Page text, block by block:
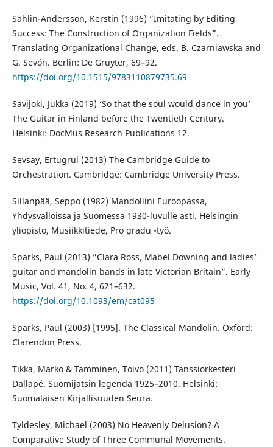
Sahlin-Andersson, Kerstin (1996) ”Imitating by Editing
Success: The Construction of Organization Fields”.
Translating Organizational Change, eds. B. Czarniawska and
G. Sevón. Berlin: De Gruyter, 69–92.
https://doi.org/10.1515/9783110879735.69
Savijoki, Jukka (2019) ’So that the soul would dance in you’
The Guitar in Finland before the Twentieth Century.
Helsinki: DocMus Research Publications 12.
Sevsay, Ertugrul (2013) The Cambridge Guide to
Orchestration. Cambridge: Cambridge University Press.
Sillanpää, Seppo (1982) Mandoliini Euroopassa,
Yhdysvalloissa ja Suomessa 1930-luvulle asti. Helsingin
yliopisto, Musiikkitiede, Pro gradu -työ.
Sparks, Paul (2013) ”Clara Ross, Mabel Downing and ladies’
guitar and mandolin bands in late Victorian Britain”. Early
Music, Vol. 41, No. 4, 621–632.
https://doi.org/10.1093/em/cat095
Sparks, Paul (2003) [1995]. The Classical Mandolin. Oxford:
Clarendon Press.
Tikka, Marko & Tamminen, Toivo (2011) Tanssiorkesteri
Dallapé. Suomijatsin legenda 1925–2010. Helsinki:
Suomalaisen Kirjallisuuden Seura.
Tyldesley, Michael (2003) No Heavenly Delusion? A
Comparative Study of Three Communal Movements.